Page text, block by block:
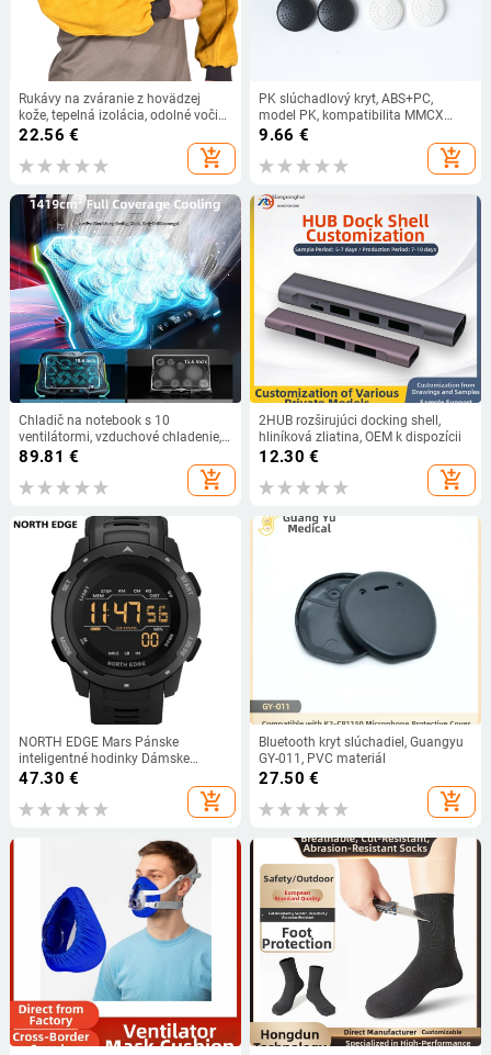
Rukávy na zváranie z hovädzej
kože, tepelná izolácia, odolné voči
opotrebeniu a ohňovzdorné
22.56 €
add_shopping_cart
PK slúchadlový kryt, ABS+PC,
model PK, kompatibilita MMCX
PK1/PK2/A8, OEM k dispozícii
9.66 €
add_shopping_cart
Chladič na notebook s 10
ventilátormi, vzduchové chladenie,
ABS + kovová sieť, 1,4 kg
89.81 €
add_shopping_cart
2HUB rozširujúci docking shell,
hliníková zliatina, OEM k dispozícii
12.30 €
add_shopping_cart
NORTH EDGE Mars Pánske
inteligentné hodinky Dámske
športové hodinky Vojenské hodiny
Duálny časomer Digitálny budík
odpočítavanie Vodotesné 50M
47.30 €
add_shopping_cart
Bluetooth kryt slúchadiel, Guangyu
GY-011, PVC materiál
27.50 €
add_shopping_cart